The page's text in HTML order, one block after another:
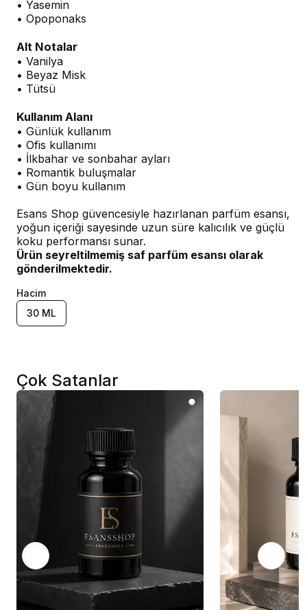
• Yasemin
• Opoponaks
Alt Notalar
• Vanilya
• Beyaz Misk
• Tütsü
Kullanım Alanı
• Günlük kullanım
• Ofis kullanımı
• İlkbahar ve sonbahar ayları
• Romantik buluşmalar
• Gün boyu kullanım
Esans Shop güvencesiyle hazırlanan parfüm esansı,
yoğun içeriği sayesinde uzun süre kalıcılık ve güçlü
koku performansı sunar.
Ürün seyreltilmemiş saf parfüm esansı olarak
gönderilmektedir.
Hacim
30 ML
Çok Satanlar